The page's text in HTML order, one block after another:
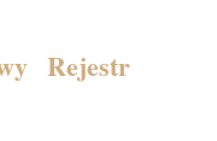
Rejestr